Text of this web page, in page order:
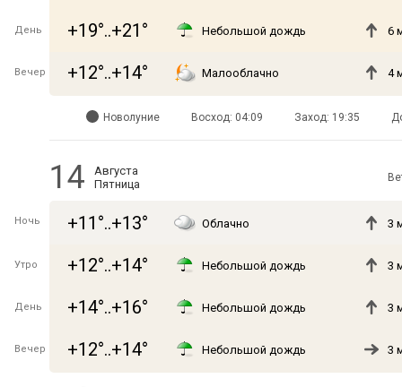
День +19°..+21° Небольшой дождь 6
Вечер +12°..+14° Малооблачно 4
Новолуние Восход: 04:09 Заход: 19:35
14
Августа
Пятница
Ночь +11°..+13° Облачно 3
Утро +12°..+14° Небольшой дождь 3
День +14°..+16° Небольшой дождь 3
Вечер +12°..+14° Небольшой дождь 3